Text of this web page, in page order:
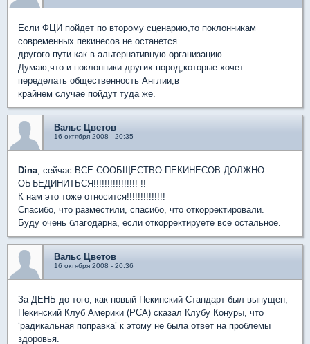
Если ФЦИ пойдет по второму сценарию,то поклонникам
современных пекинесов не останется
другого пути как в альтернативную организацию.
Думаю,что и поклонники других пород,которые хочет
переделать общественность Англии,в
крайнем случае пойдут туда же.
Вальс Цветов
16 октября 2008 - 20:35
Dina, сейчас ВСЕ СООБЩЕСТВО ПЕКИНЕСОВ ДОЛЖНО
ОБЪЕДИНИТЬСЯ!!!!!!!!!!!!!!!! !!
К нам это тоже относится!!!!!!!!!!!!!!
Спасибо, что разместили, спасибо, что откорректировали.
Буду очень благодарна, если откорректируете все остальное.
Вальс Цветов
16 октября 2008 - 20:36
За ДЕНЬ до того, как новый Пекинский Стандарт был выпущен,
Пекинский Клуб Америки (PCA) сказал Клубу Конуры, что
‘радикальная поправка’ к этому не была ответ на проблемы
здоровья.